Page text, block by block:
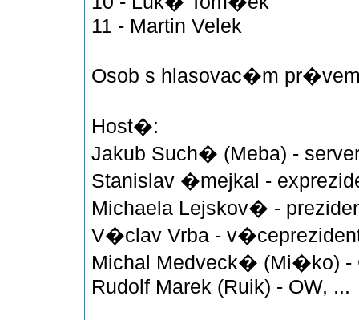
11 - Martin Velek
Osob s hlasovac�m
Host�:
Jakub Such� (Meba) -
Stanislav �mejkal -
Michaela Lejskov� -
V�clav Vrba -
Michal Medveck� (Mi�ko) -
Rudolf Marek (Ruik) - OW, ...